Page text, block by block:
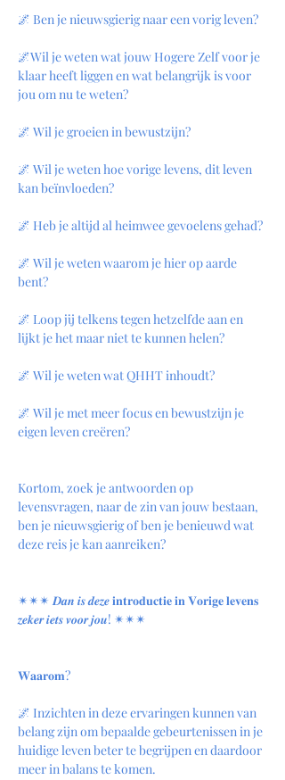
🌌 Ben je nieuwsgierig naar een vorig leven?
🌌Wil je weten wat jouw Hogere Zelf voor je
klaar heeft liggen en wat belangrijk is voor
jou om nu te weten?
🌌 Wil je groeien in bewustzijn?
🌌 Wil je weten hoe vorige levens, dit leven
kan beïnvloeden?
🌌 Heb je altijd al heimwee gevoelens gehad?
🌌 Wil je weten waarom je hier op aarde
bent?
🌌 Loop jij telkens tegen hetzelfde aan en
lijkt je het maar niet te kunnen helen?
🌌 Wil je weten wat QHHT inhoudt?
🌌 Wil je met meer focus en bewustzijn je
eigen leven creëren?
Kortom, zoek je antwoorden op
levensvragen, naar de zin van jouw bestaan,
ben je nieuwsgierig of ben je benieuwd wat
deze reis je kan aanreiken?
✴︎✴︎✴︎ 𝑫𝒂𝒏 𝒊𝒔 𝒅𝒆𝒛𝒆 𝐢𝐧𝐭𝐫𝐨𝐝𝐮𝐜𝐭𝐢𝐞 𝐢𝐧 𝐕𝐨𝐫𝐢𝐠𝐞 𝐥𝐞𝐯𝐞𝐧𝐬
𝒛𝒆𝒌𝒆𝒓 𝒊𝒆𝒕𝒔 𝒗𝒐𝒐𝒓 𝒋𝒐𝒖! ✴︎✴︎✴︎
𝐖𝐚𝐚𝐫𝐨𝐦?
🌌 Inzichten in deze ervaringen kunnen van
belang zijn om bepaalde gebeurtenissen in je
huidige leven beter te begrijpen en daardoor
meer in balans te komen.